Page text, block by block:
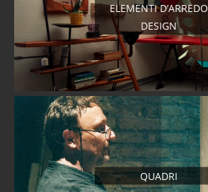
ELEMENTI D’ARREDO
DESIGN
QUADRI